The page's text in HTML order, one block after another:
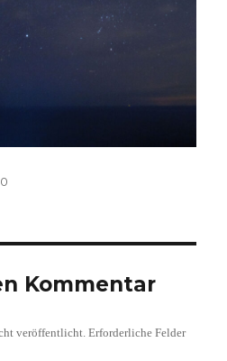
Kommentar
veröffentlicht. Erforderliche Felder